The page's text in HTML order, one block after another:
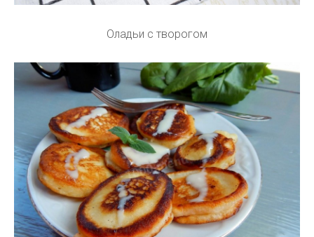
Оладьи с творогом